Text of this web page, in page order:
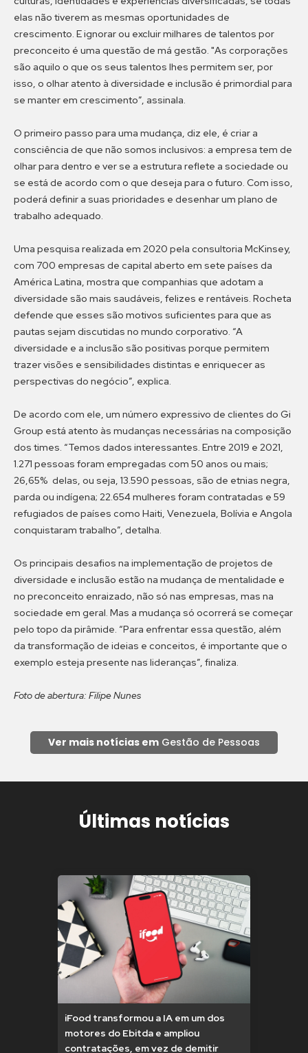
elas não tiverem as mesmas oportunidades de
crescimento. E ignorar ou excluir milhares de talentos por
preconceito é uma questão de má gestão. "As corporações
são aquilo o que os seus talentos lhes permitem ser, por
isso, o olhar atento à diversidade e inclusão é primordial para
se manter em crescimento”, assinala.
O primeiro passo para uma mudança, diz ele, é criar a
consciência de que não somos inclusivos: a empresa tem de
olhar para dentro e ver se a estrutura reflete a sociedade ou
se está de acordo com o que deseja para o futuro. Com isso,
poderá definir a suas prioridades e desenhar um plano de
trabalho adequado.
Uma pesquisa realizada em 2020 pela consultoria McKinsey,
com 700 empresas de capital aberto em sete países da
América Latina, mostra que companhias que adotam a
diversidade são mais saudáveis, felizes e rentáveis. Rocheta
defende que esses são motivos suficientes para que as
pautas sejam discutidas no mundo corporativo. “A
diversidade e a inclusão são positivas porque permitem
trazer visões e sensibilidades distintas e enriquecer as
perspectivas do negócio”, explica.
De acordo com ele, um número expressivo de clientes do Gi
Group está atento às mudanças necessárias na composição
dos times. “Temos dados interessantes. Entre 2019 e 2021,
1.271 pessoas foram empregadas com 50 anos ou mais;
26,65% delas, ou seja, 13.590 pessoas, são de etnias negra,
parda ou indígena; 22.654 mulheres foram contratadas e 59
refugiados de países como Haiti, Venezuela, Bolívia e Angola
conquistaram trabalho”, detalha.
Os principais desafios na implementação de projetos de
diversidade e inclusão estão na mudança de mentalidade e
no preconceito enraizado, não só nas empresas, mas na
sociedade em geral. Mas a mudança só ocorrerá se começar
pelo topo da pirâmide. “Para enfrentar essa questão, além
da transformação de ideias e conceitos, é importante que o
exemplo esteja presente nas lideranças”, finaliza.
Foto de abertura: Filipe Nunes
Ver mais notícias em Gestão de Pessoas
Últimas notícias
iFood transformou a IA em um dos
motores do Ebitda e ampliou
contratações, em vez de demitir